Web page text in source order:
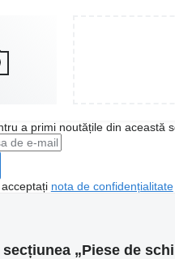
a primi noutățile din această
nota de confidențialitate
„Piese de